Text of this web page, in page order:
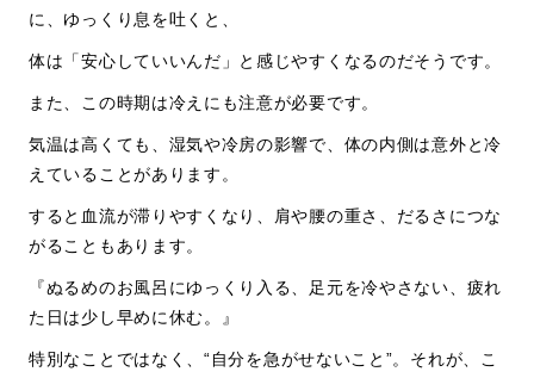
に、ゆっくり息を吐くと、
体は「安心していいんだ」と感じやすくなるのだそうです。
また、この時期は冷えにも注意が必要です。
気温は高くても、湿気や冷房の影響で、体の内側は意外と冷
えていることがあります。
すると血流が滞りやすくなり、肩や腰の重さ、だるさにつな
がることもあります。
『ぬるめのお風呂にゆっくり入る、足元を冷やさない、疲れ
た日は少し早めに休む。』
特別なことではなく、 “自分を急がせないこと ”。それが、こ